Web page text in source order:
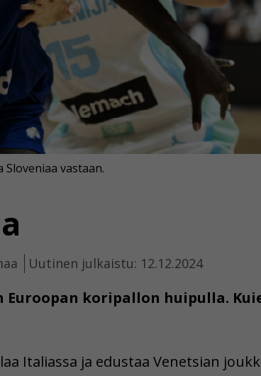
Uutinen julkaistu: 12.12.2024
koripallon huipulla.
vastaan.
Italiassa ja edustaa Venetsian